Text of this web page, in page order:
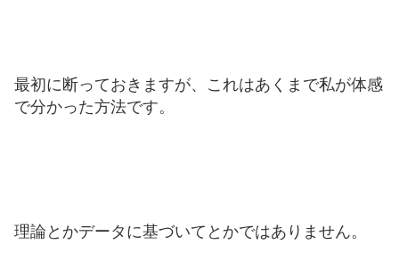
最初に断っておきますが、これはあくまで私が体感
で分かった方法です。
理論とかデータに基づいてとかではありません。